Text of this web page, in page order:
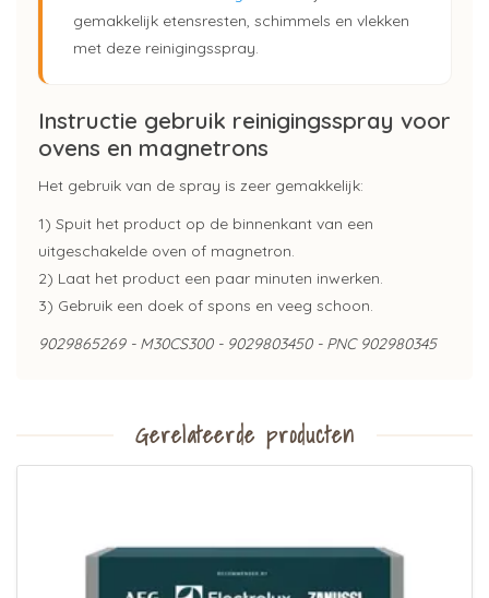
gemakkelijk etensresten, schimmels en vlekken
met deze reinigingsspray.
Instructie gebruik reinigingsspray voor
ovens en magnetrons
Het gebruik van de spray is zeer gemakkelijk:
1) Spuit het product op de binnenkant van een
uitgeschakelde oven of magnetron.
2) Laat het product een paar minuten inwerken.
3) Gebruik een doek of spons en veeg schoon.
9029865269 - M30CS300 - 9029803450 - PNC 902980345
Gerelateerde producten